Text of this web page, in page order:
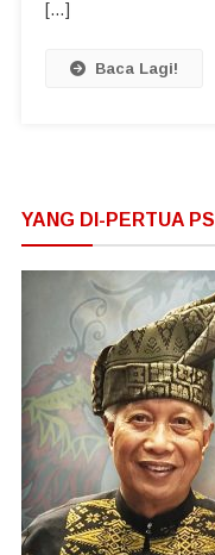
[…]
Baca Lagi!
YANG DI-PERTUA